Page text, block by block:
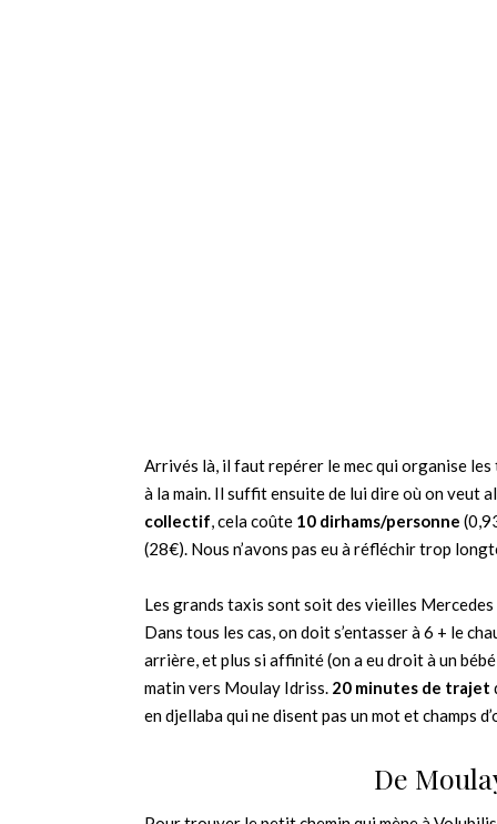
Arrivés là, il faut repérer le mec qui organise
à la main. Il suffit ensuite de lui dire où on veut
collectif, cela coûte 10 dirhams/personne
(28€). Nous n’avons pas eu à réfléchir trop
Les grands taxis sont soit des vieilles
Dans tous les cas, on doit s’entasser à 6 + le
arrière, et plus si affinité (on a eu droit à un
matin vers Moulay Idriss. 20 minutes de trajet
en djellaba qui ne disent pas un mot et champs
De